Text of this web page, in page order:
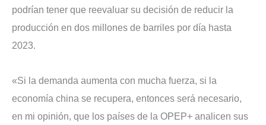
podrían tener que reevaluar su decisión de reducir la
producción en dos millones de barriles por día hasta
2023.
«Si la demanda aumenta con mucha fuerza, si la
economía china se recupera, entonces será necesario,
en mi opinión, que los países de la OPEP+ analicen sus